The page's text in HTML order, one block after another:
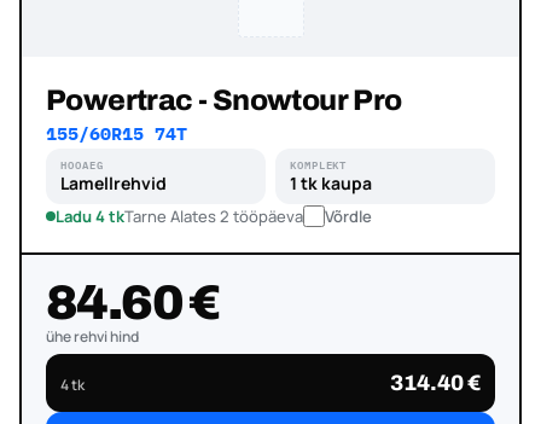
Powertrac - Snowtour Pro
155/60R15 74T
HOOAEG
Lamellrehvid
KOMPLEKT
1 tk kaupa
Ladu 4 tkTarne Alates 2 tööpäeva Võrdle
84.60 €
ühe rehvi hind
4 tk 314.40 €